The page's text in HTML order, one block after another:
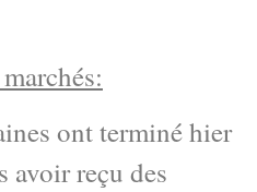
ont terminé hier
avoir reçu des